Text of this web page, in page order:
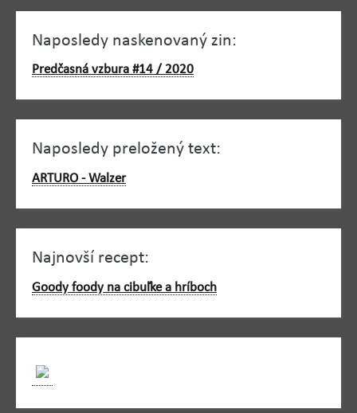
Naposledy naskenovaný zin:
Predčasná vzbura #14 / 2020
Naposledy preložený text:
ARTURO - Walzer
Najnovší recept:
Goody foody na cibuľke a hríboch